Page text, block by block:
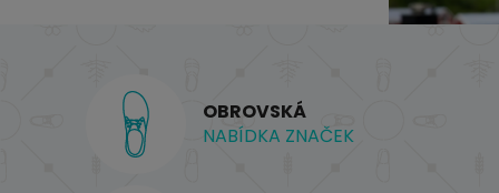
OBROVSKÁ
NABÍDKA ZNAČEK